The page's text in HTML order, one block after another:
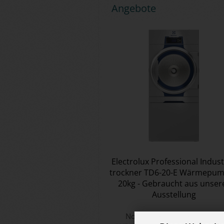
Angebote
Elec­tro­lux Pro­fes­sio­nal
trock­ner TD6-​20-E
20kg - Ge­braucht aus
Aus­stel­lung
Normalpreis 20.174,00 EUR